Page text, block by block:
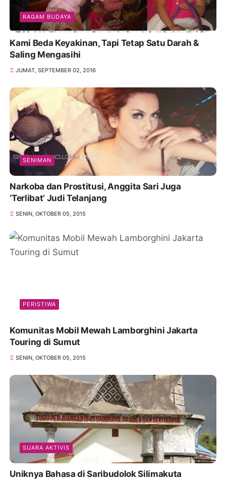
RAGAM BUDAYA
Kami Beda Keyakinan, Tapi Tetap Satu Darah &
Saling Mengasihi
JUMAT, SEPTEMBER 02, 2016
SENIMAN
Narkoba dan Prostitusi, Anggita Sari Juga
‘Terlibat’ Judi Telanjang
SENIN, OKTOBER 05, 2015
PERISTIWA
Komunitas Mobil Mewah Lamborghini Jakarta
Touring di Sumut
SENIN, OKTOBER 05, 2015
SUARA AKTIVIS
Uniknya Bahasa di Saribudolok Silimakuta